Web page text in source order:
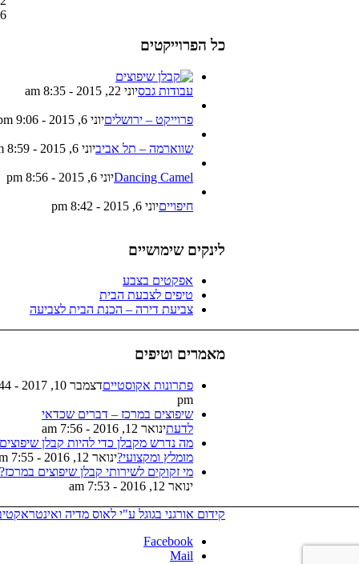
כל הפרוייקטים
עבודות גבסיוני 22, 2015 - 8:35 am
פרוייקט – ירושליםיוני 6, 2015 - 9:06 pm
שווארמה – תל אביביוני 6, 2015 - 8:59 pm
Dancing Camelיוני 6, 2015 - 8:56 pm
חיפוייםיוני 6, 2015 - 8:42 pm
לינקים שימושיים
אפקטים בצבע
טיפים לצבעת הבית
צביעת דירה – הכנת הבית לצביעה
מאמרים וטיפים
פתרונות אקוסטיים
דצמבר
pm
שיפוצים במרכז – דברים שכדאי
לדעתינואר 12, 2016 - 7:56 am
מה נדרש מקבלן כדי להיות קבלן שיפוצים
מומלץ ומקצועי?ינואר 12, 2016 - 7:55 am
מי זקוקים לשירותי קבלן שיפוצים במרכז?
ינואר 12, 2016 - 7:53 am
קידום אורגני בגוגל ע"י לאוס מדיה
Facebook
Mail